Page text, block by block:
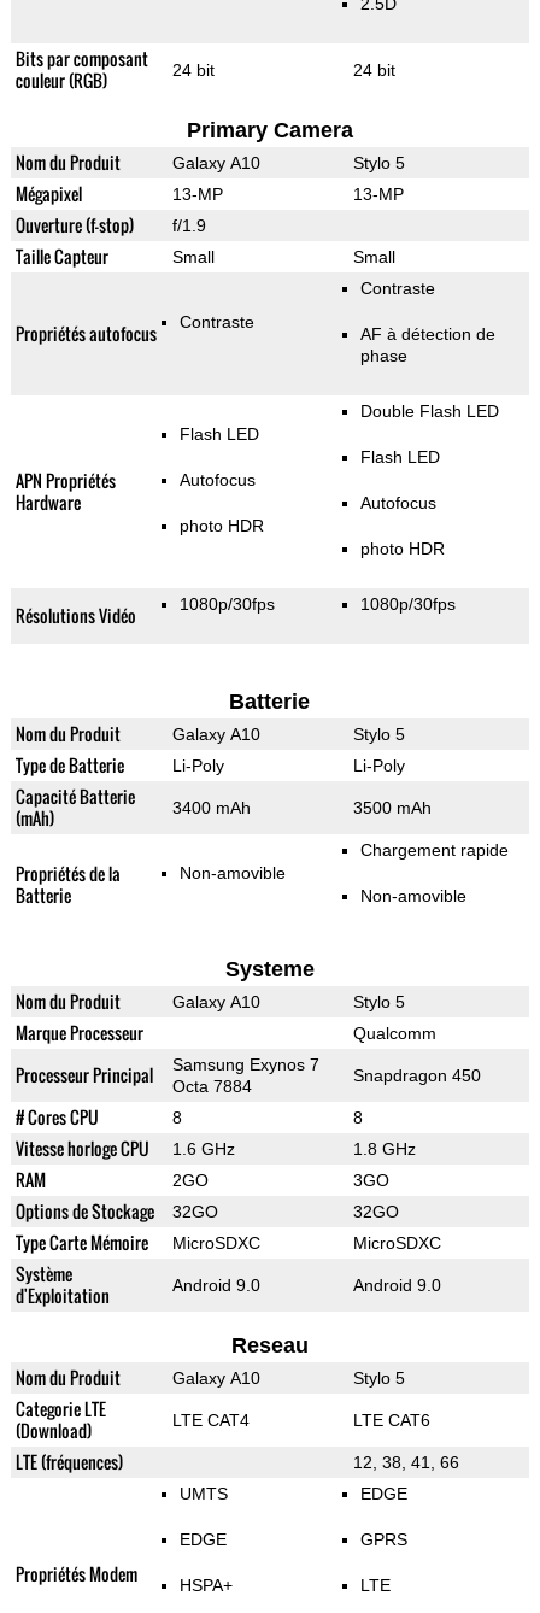
Bits par composant
couleur (RGB)
24 bit 24 bit
Primary Camera
Nom du Produit Galaxy A10 Stylo 5
Mégapixel 13-MP 13-MP
Ouverture (f-stop) f/1.9
Taille Capteur Small Small
Propriétés autofocus Contraste
Contraste
AF à détection de
phase
APN Propriétés
Hardware
Flash LED
Autofocus
photo HDR
Double Flash LED
Flash LED
Autofocus
photo HDR
Résolutions Vidéo 1080p/30fps 1080p/30fps
Batterie
Nom du Produit Galaxy A10 Stylo 5
Type de Batterie Li-Poly Li-Poly
Capacité Batterie
(mAh)
3400 mAh 3500 mAh
Propriétés de la
Batterie
Non-amovible
Chargement rapide
Non-amovible
Systeme
Nom du Produit Galaxy A10 Stylo 5
Marque Processeur Qualcomm
Processeur Principal
Samsung Exynos 7
Octa 7884
Snapdragon 450
# Cores CPU 8 8
Vitesse horloge CPU 1.6 GHz 1.8 GHz
RAM 2GO 3GO
Options de Stockage 32GO 32GO
Type Carte Mémoire MicroSDXC MicroSDXC
Système
d'Exploitation
Android 9.0 Android 9.0
Reseau
Nom du Produit Galaxy A10 Stylo 5
Categorie LTE
(Download)
LTE CAT4 LTE CAT6
LTE (fréquences) 12, 38, 41, 66
Propriétés Modem
UMTS
EDGE
HSPA+
EDGE
GPRS
LTE